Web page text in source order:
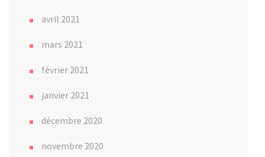
avril 2021
mars 2021
février 2021
janvier 2021
décembre 2020
novembre 2020